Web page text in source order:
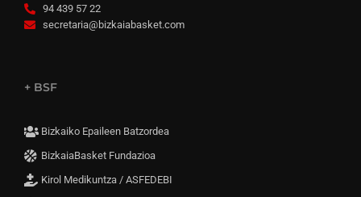
94 439 57 22
secretaria@bizkaiabasket.com
+ BSF
Bizkaiko Epaileen Batzordea
BizkaiaBasket Fundazioa
Kirol Medikuntza / ASFEDEBI